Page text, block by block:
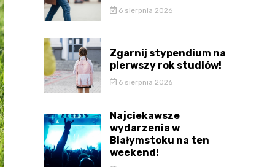
6 sierpnia 2026
Zgarnij stypendium na
pierwszy rok studiów!
6 sierpnia 2026
Najciekawsze
wydarzenia w
Białymstoku na ten
weekend!